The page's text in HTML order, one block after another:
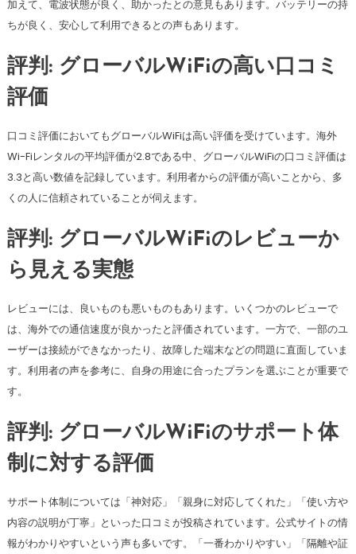
加えて、電波状態が良く、助かったとの意見もあります。バッテリーの持
ちが良く、安心して利用できるとの声もあります。
評判: グローバルWiFiの高い口コミ
評価
口コミ評価においてもグローバルWiFiは高い評価を受けています。海外
Wi-Fiレンタルの平均評価が2.8である中、グローバルWiFiの口コミ評価は
3.3と高い数値を記録しています。利用者からの評価が高いことから、多
くの人に信頼されていることが伺えます。
評判: グローバルWiFiのレビューか
ら見える実態
レビューには、良いものも悪いものもあります。いくつかのレビューで
は、海外での通信速度が良かったと評価されています。一方で、一部のユ
ーザーは接続ができなかったり、故障した端末などの問題に直面していま
す。利用者の声を参考に、自身の用途に合ったプランを選ぶことが重要で
す。
評判: グローバルWiFiのサポート体
制に対する評価
サポート体制については「神対応」「親身に対応してくれた」「使い方や
内容の説明が丁寧」といった口コミが投稿されています。公式サイトの情
報がわかりやすいという声も多いです。「一番わかりやすい」「隔離や証